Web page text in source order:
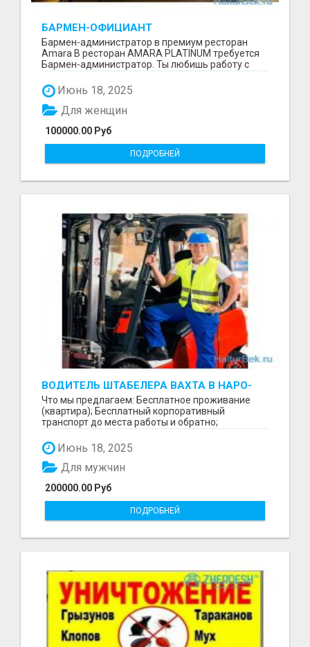
БАРМЕН-ОФИЦИАНТ
Бармен-администратор в премиум ресторан
Amara В ресторан AMARA PLATINUM требуется
Бармен-администратор. Ты любишь работу с
Июнь 18, 2025
100000.00 Руб
Для женщин
ПОДРОБНЕЙ
ВОДИТЕЛЬ ШТАБЕЛЕРА ВАХТА В НАРО-
ФОМИНСКЕ
Что мы предлагаем: Бесплатное проживание
(квартира); Бесплатный корпоративный
транспорт до места работы и обратно;
Июнь 18, 2025
200000.00 Руб
Для мужчин
ПОДРОБНЕЙ